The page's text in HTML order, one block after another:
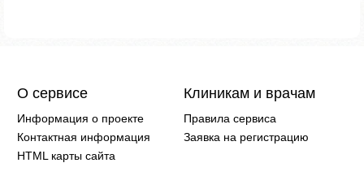
О сервисе
Информация о проекте
Контактная информация
HTML карты сайта
Клиникам и врачам
Правила сервиса
Заявка на регистрацию